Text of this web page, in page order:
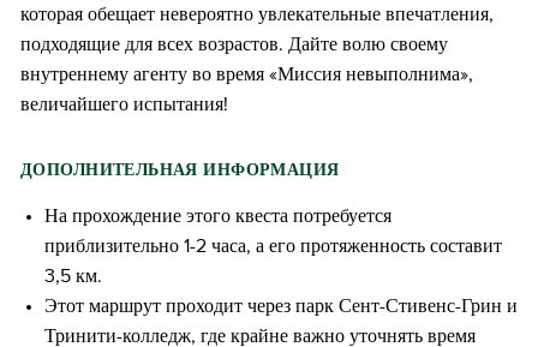
которая обещает невероятно увлекательные впечатления,
подходящие для всех возрастов. Дайте волю своему
внутреннему агенту во время «Миссия невыполнима»,
величайшего испытания!
ДОПОЛНИТЕЛЬНАЯ ИНФОРМАЦИЯ
На прохождение этого квеста потребуется
приблизительно 1-2 часа, а его протяженность составит
3,5 км.
Этот маршрут проходит через парк Сент-Стивенс-Грин и
Тринити-колледж, где крайне важно уточнять время